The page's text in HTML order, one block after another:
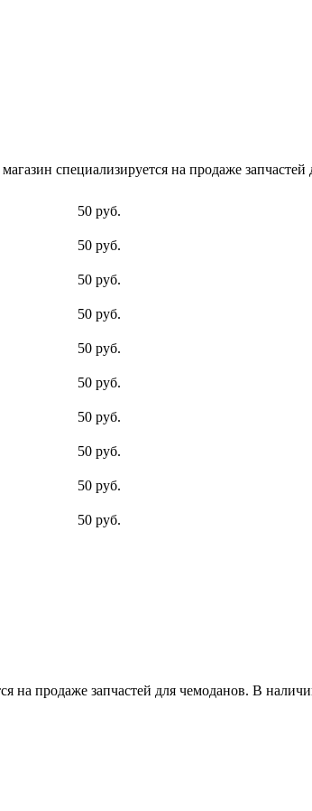
специализируется на продаже запчастей
50 руб.
50 руб.
50 руб.
50 руб.
50 руб.
50 руб.
50 руб.
50 руб.
50 руб.
50 руб.
продаже запчастей для чемоданов. В